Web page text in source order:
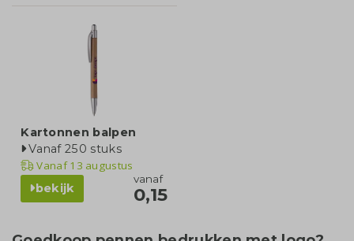
Kartonnen balpen
Vanaf 250 stuks
Vanaf13 augustus
bekijk
vanaf
0,15